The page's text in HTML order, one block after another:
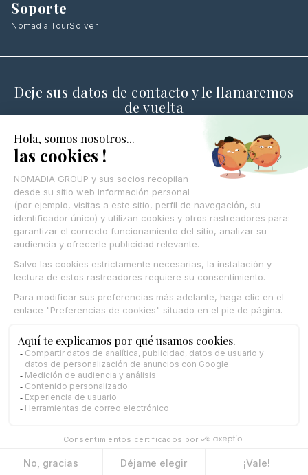
Soporte
Nomadia TourSolver
Deje sus datos de contacto y le llamaremos
de vuelta
CONTÁCTANOS
© Nomadia 2025
Aviso legal
Condiciones generales de uso de la plataforma Nomadia
Política de cookies – Gestión de datos de navegación Nomadia
Protección de datos personales – Política Nomadia
English
Italiano
Deutsch